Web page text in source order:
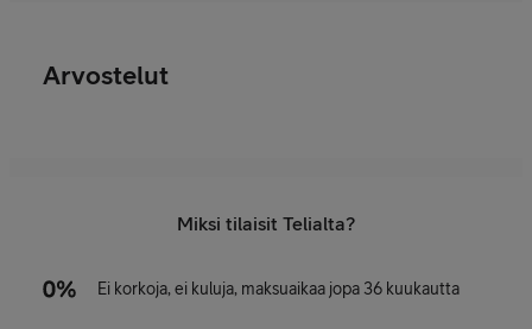
Arvostelut
Miksi tilaisit Telialta?
Ei korkoja, ei kuluja, maksuaikaa jopa 36 kuukautta